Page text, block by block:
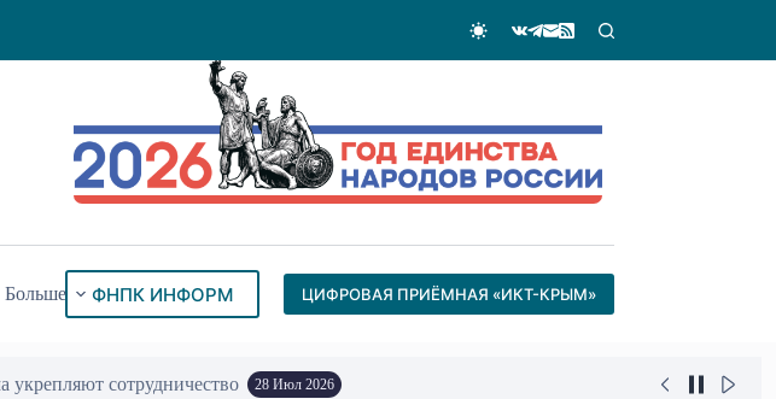
Больше ФНПК ИНФОРМ ЦИФРОВАЯ ПРИЁМНАЯ «ИКТ-КРЫМ»
сотрудничество 28 Июл 2026